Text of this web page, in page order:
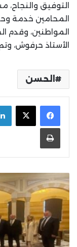
التوفيق
المحامين خدمة
المواطنين، وقدم
الأستاذ حرفوش،
الحسن
طباعة